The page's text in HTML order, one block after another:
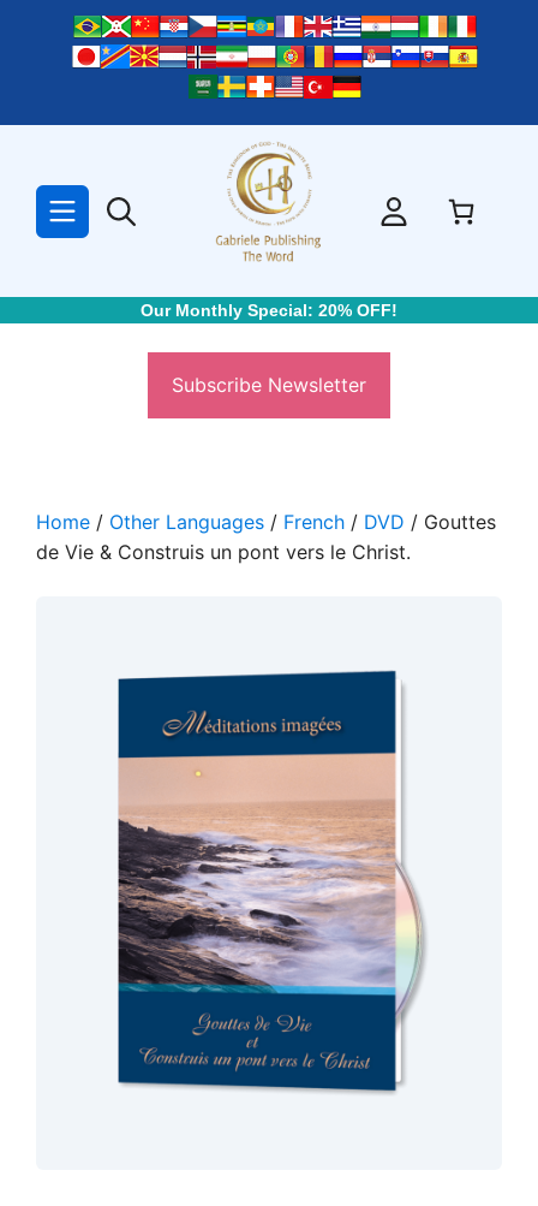
Our Monthly Special: 20% OFF!
Subscribe Newsletter
Home / Other Languages / French / DVD / Gouttes
de Vie & Construis un pont vers le Christ.